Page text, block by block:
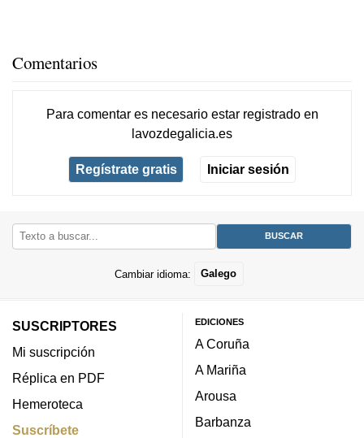
Comentarios
Para comentar es necesario estar registradoen
lavozdegalicia.es
Regístrate gratis Iniciar sesión
Cambiar idioma: Galego
SUSCRIPTORES
Mi suscripción
Réplica en PDF
Hemeroteca
Suscríbete
EDICIONES
A Coruña
A Mariña
Arousa
Barbanza